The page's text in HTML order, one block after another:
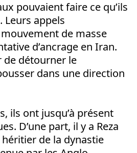
pouvaient faire ce qu’ils
Leurs appels
de masse
d’ancrage en Iran.
de détourner le
dans une direction
ils ont jusqu’à présent
D’une part, il y a Reza
de la dynastie